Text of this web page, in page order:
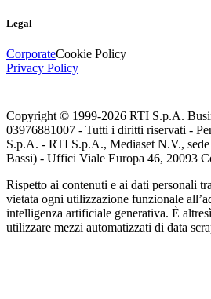
Legal
CorporateCookie Policy
Privacy Policy
Copyright © 1999-2026 RTI S.p.A.
03976881007 - Tutti i diritti riservati -
S.p.A. - RTI S.p.A., Mediaset N.V., sede
Bassi) - Uffici Viale Europa 46, 20093
Rispetto ai contenuti e ai dati personali
vietata ogni utilizzazione funzionale
intelligenza artificiale generativa. È
utilizzare mezzi automatizzati di data